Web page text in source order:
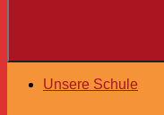
Unsere Schule